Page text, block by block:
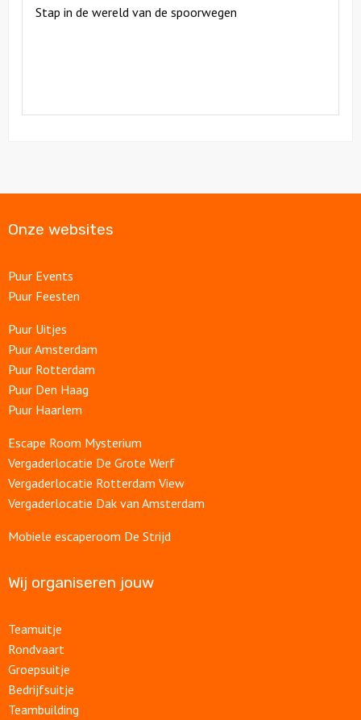
Stap in de wereld van de spoorwegen
Onze websites
Puur Events
Puur Feesten
Puur Uitjes
Puur Amsterdam
Puur Rotterdam
Puur Den Haag
Puur Haarlem
Escape Room Mysterium
Vergaderlocatie De Grote Werf
Vergaderlocatie Rotterdam View
Vergaderlocatie Dak van Amsterdam
Mobiele escaperoom De Strijd
Wij organiseren jouw
Teamuitje
Rondvaart
Groepsuitje
Bedrijfsuitje
Teambuilding